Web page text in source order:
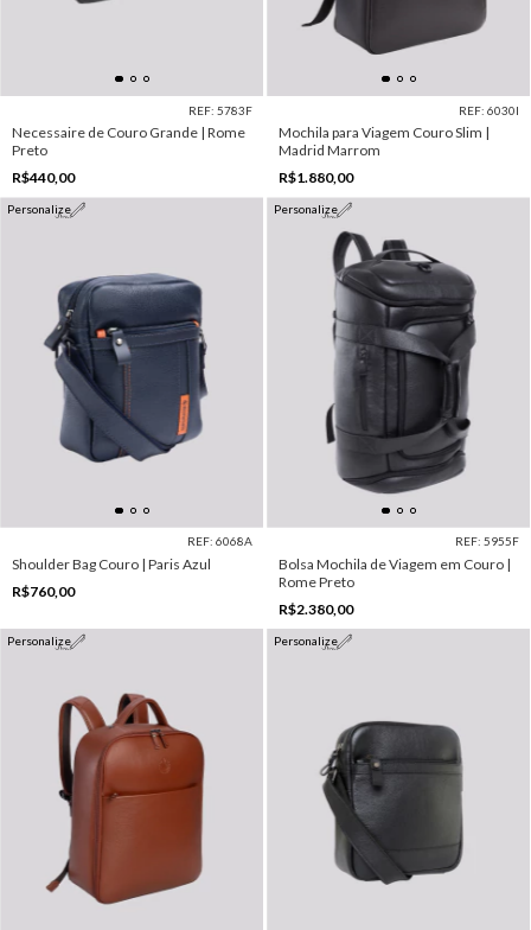
REF: 5783F
Necessaire de Couro Grande | Rome
Preto
R$440,00
REF: 6030I
Mochila para Viagem Couro Slim |
Madrid Marrom
R$1.880,00
Personalize
REF: 6068A
Shoulder Bag Couro | Paris Azul
R$760,00
Personalize
REF: 5955F
Bolsa Mochila de Viagem em Couro |
Rome Preto
R$2.380,00
Personalize Personalize